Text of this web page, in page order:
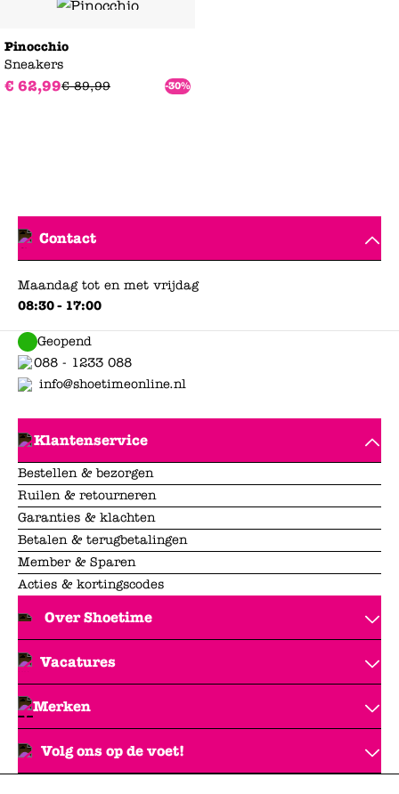
Pinocchio
Sneakers
€ 62,99€ 89,99 -30%
Contact
Maandag tot en met vrijdag
08:30 - 17:00
Geopend
088 - 1233 088
info@shoetimeonline.nl
Klantenservice
Bestellen & bezorgen
Ruilen & retourneren
Garanties & klachten
Betalen & terugbetalingen
Member & Sparen
Acties & kortingscodes
Over Shoetime
Vacatures
Merken
Volg ons op de voet!